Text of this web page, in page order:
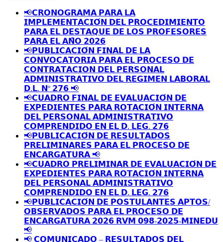
📢𝗖𝗥𝗢𝗡𝗢𝗚𝗥𝗔𝗠𝗔 𝗣𝗔𝗥𝗔 𝗟𝗔
𝗜𝗠𝗣𝗟𝗘𝗠𝗘𝗡𝗧𝗔𝗖𝗜𝗢́𝗡 𝗗𝗘𝗟 𝗣𝗥𝗢𝗖𝗘𝗗𝗜𝗠𝗜𝗘𝗡𝗧𝗢
𝗣𝗔𝗥𝗔 𝗘𝗟 𝗗𝗘𝗦𝗧𝗔𝗤𝗨𝗘 𝗗𝗘 𝗟𝗢𝗦 𝗣𝗥𝗢𝗙𝗘𝗦𝗢𝗥𝗘𝗦
𝗣𝗔𝗥𝗔 𝗘𝗟 𝗔𝗡̃𝗢 𝟮𝟬𝟮𝟲
📢𝗣𝗨𝗕𝗟𝗜𝗖𝗔𝗖𝗜𝗢́𝗡 𝗙𝗜𝗡𝗔𝗟 𝗗𝗘 𝗟𝗔
𝗖𝗢𝗡𝗩𝗢𝗖𝗔𝗧𝗢𝗥𝗜𝗔 𝗣𝗔𝗥𝗔 𝗘𝗟 𝗣𝗥𝗢𝗖𝗘𝗦𝗢 𝗗𝗘
𝗖𝗢𝗡𝗧𝗥𝗔𝗧𝗔𝗖𝗜𝗢𝗡 𝗗𝗘𝗟 𝗣𝗘𝗥𝗦𝗢𝗡𝗔𝗟
𝗔𝗗𝗠𝗜𝗡𝗜𝗦𝗧𝗥𝗔𝗧𝗜𝗩𝗢 𝗗𝗘𝗟 𝗥𝗘𝗚𝗜𝗠𝗘𝗡 𝗟𝗔𝗕𝗢𝗥𝗔𝗟
𝗗.𝗟. 𝗡º 𝟮𝟳𝟲 📢
📢𝗖𝗨𝗔𝗗𝗥𝗢 𝗙𝗜𝗡𝗔𝗟 𝗗𝗘 𝗘𝗩𝗔𝗟𝗨𝗔𝗖𝗜𝗢́𝗡 𝗗𝗘
𝗘𝗫𝗣𝗘𝗗𝗜𝗘𝗡𝗧𝗘𝗦 𝗣𝗔𝗥𝗔 𝗥𝗢𝗧𝗔𝗖𝗜𝗢́𝗡 𝗜𝗡𝗧𝗘𝗥𝗡𝗔
𝗗𝗘𝗟 𝗣𝗘𝗥𝗦𝗢𝗡𝗔𝗟 𝗔𝗗𝗠𝗜𝗡𝗜𝗦𝗧𝗥𝗔𝗧𝗜𝗩𝗢
𝗖𝗢𝗠𝗣𝗥𝗘𝗡𝗗𝗜𝗗𝗢 𝗘𝗡 𝗘𝗟 𝗗. 𝗟𝗘𝗚. 𝟮𝟳𝟲
📢𝗣𝗨𝗕𝗟𝗜𝗖𝗔𝗖𝗜𝗢́𝗡 𝗗𝗘 𝗥𝗘𝗦𝗨𝗟𝗧𝗔𝗗𝗢𝗦
𝗣𝗥𝗘𝗟𝗜𝗠𝗜𝗡𝗔𝗥𝗘𝗦 𝗣𝗔𝗥𝗔 𝗘𝗟 𝗣𝗥𝗢𝗖𝗘𝗦𝗢 𝗗𝗘
𝗘𝗡𝗖𝗔𝗥𝗚𝗔𝗧𝗨𝗥𝗔 📢
📢𝗖𝗨𝗔𝗗𝗥𝗢 𝗣𝗥𝗘𝗟𝗜𝗠𝗜𝗡𝗔𝗥 𝗗𝗘 𝗘𝗩𝗔𝗟𝗨𝗔𝗖𝗜𝗢́𝗡 𝗗𝗘
𝗘𝗫𝗣𝗘𝗗𝗜𝗘𝗡𝗧𝗘𝗦 𝗣𝗔𝗥𝗔 𝗥𝗢𝗧𝗔𝗖𝗜𝗢́𝗡 𝗜𝗡𝗧𝗘𝗥𝗡𝗔
𝗗𝗘𝗟 𝗣𝗘𝗥𝗦𝗢𝗡𝗔𝗟 𝗔𝗗𝗠𝗜𝗡𝗜𝗦𝗧𝗥𝗔𝗧𝗜𝗩𝗢
𝗖𝗢𝗠𝗣𝗥𝗘𝗡𝗗𝗜𝗗𝗢 𝗘𝗡 𝗘𝗟 𝗗. 𝗟𝗘𝗚. 𝟮𝟳𝟲
📢𝗣𝗨𝗕𝗟𝗜𝗖𝗔𝗖𝗜𝗢́𝗡 𝗗𝗘 𝗣𝗢𝗦𝗧𝗨𝗟𝗔𝗡𝗧𝗘𝗦 𝗔𝗣𝗧𝗢𝗦/
𝗢𝗕𝗦𝗘𝗥𝗩𝗔𝗗𝗢𝗦 𝗣𝗔𝗥𝗔 𝗘𝗟 𝗣𝗥𝗢𝗖𝗘𝗦𝗢 𝗗𝗘
𝗘𝗡𝗖𝗔𝗥𝗚𝗔𝗧𝗨𝗥𝗔 𝟮𝟬𝟮𝟲 𝗥𝗩𝗠 𝟬𝟵𝟴-𝟮𝟬𝟮𝟱-𝗠𝗜𝗡𝗘𝗗𝗨
📢
📢 𝗖𝗢𝗠𝗨𝗡𝗜𝗖𝗔𝗗𝗢 – 𝗥𝗘𝗦𝗨𝗟𝗧𝗔𝗗𝗢𝗦 𝗗𝗘𝗟